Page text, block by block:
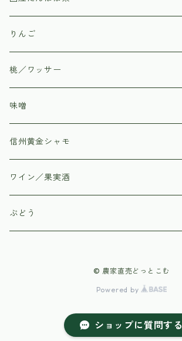
信州上田市丸子の直売所「あさつゆ」
りんご
桃／ワッサー
味噌
信州黄金シャモ
ワイン／果実酒
はすみふぁーむ
ぶどう
© 農家直売どっとこむ
Powered by
ショップに質問する